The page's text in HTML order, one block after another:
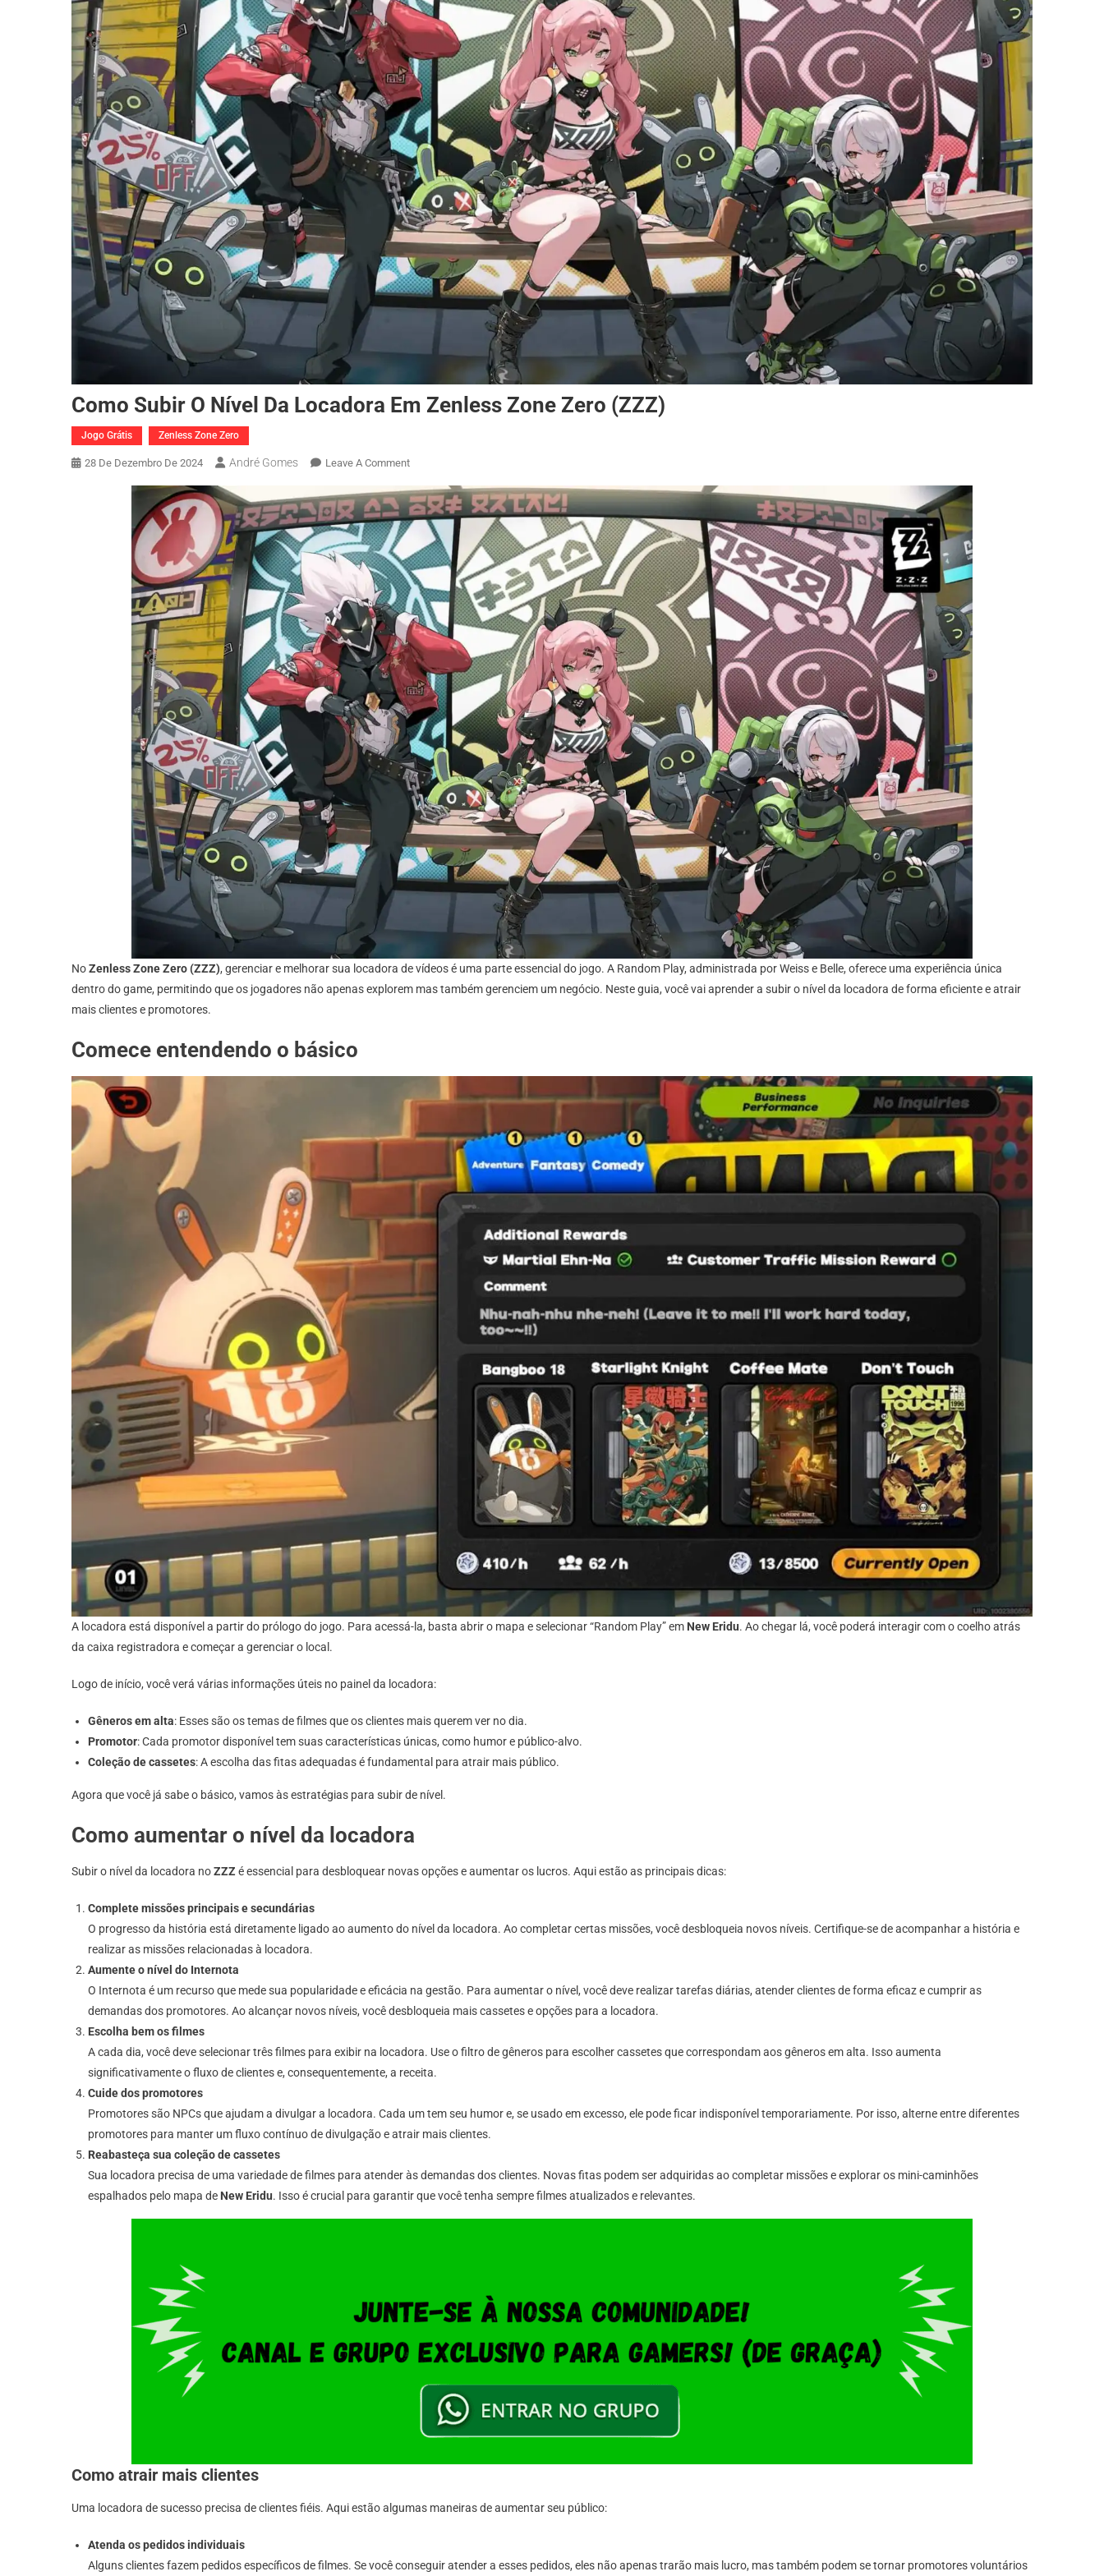
Como Subir O Nível Da Locadora Em Zenless Zone Zero (ZZZ)
Jogo Grátis Zenless Zone Zero
28 De Dezembro De 2024 André Gomes Leave A CommentOn
Subir
O
Da
Locadora
Em
Zenless
Zone
Zero
(ZZZ)
NoZenless Zone Zero (ZZZ), gerenciar e melhorar sua locadora de vídeos é uma parte essencial do jogo. A Random Play, administrada por Weiss e Belle, oferece uma experiência única
dentro do game, permitindo que os jogadores não apenas explorem mas também gerenciem um negócio. Neste guia, você vai aprender a subir o nível da locadora de forma eficiente e atrair
mais clientes e promotores.
Comece entendendo o básico
A locadora está disponível a partir do prólogo do jogo. Para acessá-la, basta abrir o mapa e selecionar “Random Play” em New Eridu. Ao chegar lá, você poderá interagir com o coelho atrás
da caixa registradora e começar a gerenciar o local.
Logo de início, você verá várias informações úteis no painel da locadora:
Gêneros em alta: Esses são os temas de filmes que os clientes mais querem ver no dia.
Promotor: Cada promotor disponível tem suas características únicas, como humor e público-alvo.
Coleção de cassetes: A escolha das fitas adequadas é fundamental para atrair mais público.
Agora que você já sabe o básico, vamos às estratégias para subir de nível.
Como aumentar o nível da locadora
Subir o nível da locadora noZZZ é essencial para desbloquear novas opções e aumentar os lucros. Aqui estão as principais dicas:
Complete missões principais e secundárias
O progresso da história está diretamente ligado ao aumento do nível da locadora. Ao completar certas missões, você desbloqueia novos níveis. Certifique-se de acompanhar a história e
realizar as missões relacionadas à locadora.
Aumente o nível do Internota
O Internota é um recurso que mede sua popularidade e eficácia na gestão. Para aumentar o nível, você deve realizar tarefas diárias, atender clientes de forma eficaz e cumprir as
demandas dos promotores. Ao alcançar novos níveis, você desbloqueia mais cassetes e opções para a locadora.
Escolha bem os filmes
A cada dia, você deve selecionar três filmes para exibir na locadora. Use o filtro de gêneros para escolher cassetes que correspondam aos gêneros em alta. Isso aumenta
significativamente o fluxo de clientes e, consequentemente, a receita.
Cuide dos promotores
Promotores são NPCs que ajudam a divulgar a locadora. Cada um tem seu humor e, se usado em excesso, ele pode ficar indisponível temporariamente. Por isso, alterne entre diferentes
promotores para manter um fluxo contínuo de divulgação e atrair mais clientes.
Reabasteça sua coleção de cassetes
Sua locadora precisa de uma variedade de filmes para atender às demandas dos clientes. Novas fitas podem ser adquiridas ao completar missões e explorar os mini-caminhões
espalhados pelo mapa de New Eridu. Isso é crucial para garantir que você tenha sempre filmes atualizados e relevantes.
Como atrair mais clientes
Uma locadora de sucesso precisa de clientes fiéis. Aqui estão algumas maneiras de aumentar seu público:
Atenda os pedidos individuais
Alguns clientes fazem pedidos específicos de filmes. Se você conseguir atender a esses pedidos, eles não apenas trarão mais lucro, mas também podem se tornar promotores voluntários